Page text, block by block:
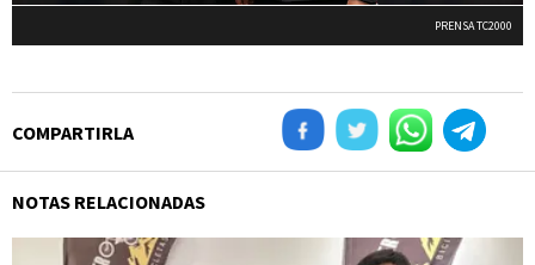
PRENSA TC2000
COMPARTIRLA
NOTAS RELACIONADAS